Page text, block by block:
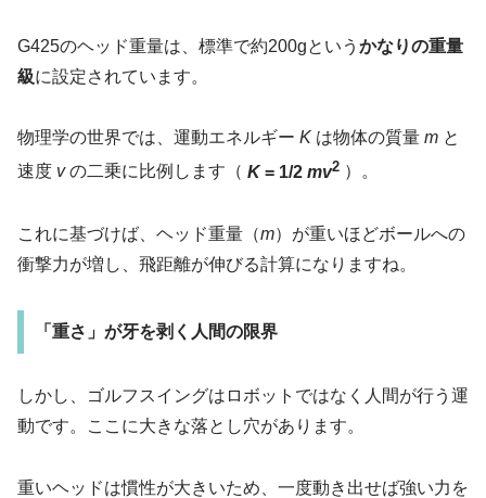
G425のヘッド重量は、標準で約200gという かなりの重量
級に設定されています。
物理学の世界では、運動エネルギー K は物体の質量 m と
速度 vの二乗に比例します（ K= 1/2 mv2 ）。
これに基づけば、ヘッド重量（m）が重いほどボールへの
衝撃力が増し、飛距離が伸びる計算になりますね。
「重さ」が牙を剥く人間の限界
しかし、ゴルフスイングはロボットではなく人間が行う運
動です。ここに大きな落とし穴があります。
重いヘッドは慣性が大きいため、一度動き出せば強い力を